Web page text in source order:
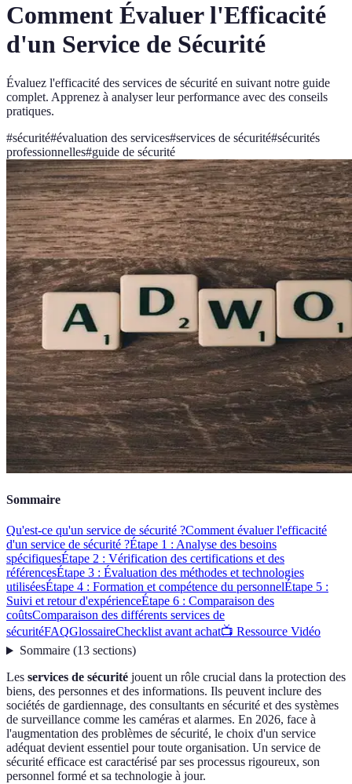
Comment Évaluer l'Efficacité
d'un Service de Sécurité
Évaluez l'efficacité des services de sécurité en suivant notre guide
complet. Apprenez à analyser leur performance avec des conseils
pratiques.
#sécurité#évaluation des services#services de sécurité#sécurités
professionnelles#guide de sécurité
Sommaire
Qu'est-ce qu'un service de sécurité ?Comment évaluer l'efficacité
d'un service de sécurité ?Étape 1 : Analyse des besoins
spécifiquesÉtape 2 : Vérification des certifications et des
référencesÉtape 3 : Évaluation des méthodes et technologies
utiliséesÉtape 4 : Formation et compétence du personnelÉtape 5 :
Suivi et retour d'expérienceÉtape 6 : Comparaison des
coûtsComparaison des différents services de
sécuritéFAQGlossaireChecklist avant achat📺 Ressource Vidéo
Sommaire(13 sections)
Les services de sécurité jouent un rôle crucial dans la protection des
biens, des personnes et des informations. Ils peuvent inclure des
sociétés de gardiennage, des consultants en sécurité et des systèmes
de surveillance comme les caméras et alarmes. En 2026, face à
l'augmentation des problèmes de sécurité, le choix d'un service
adéquat devient essentiel pour toute organisation. Un service de
sécurité efficace est caractérisé par ses processus rigoureux, son
personnel formé et sa technologie à jour.